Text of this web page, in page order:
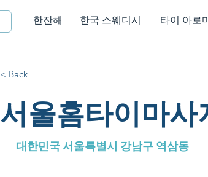
한국 스웨디시
한잔해 타이 아로
< Back
서울홈타이마사
대한민국 서울특별시 강남구 역삼동